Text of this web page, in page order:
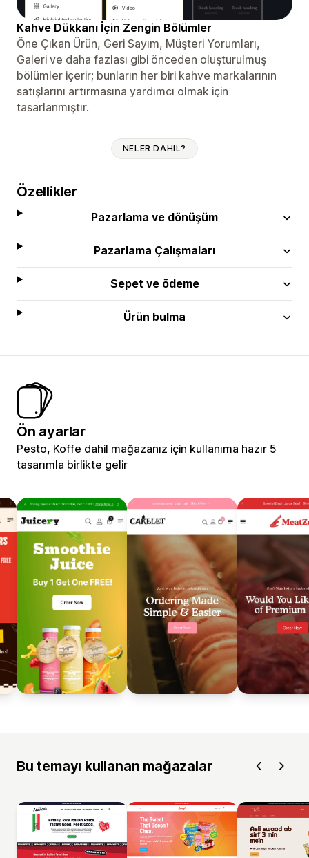
Kahve Dükkanı İçin Zengin Bölümler
Öne Çıkan Ürün, Geri Sayım, Müşteri Yorumları,
Galeri ve daha fazlası gibi önceden oluşturulmuş
bölümler içerir; bunların her biri kahve markalarının
satışlarını artırmasına yardımcı olmak için
tasarlanmıştır.
NELER DAHIL?
Özellikler
Pazarlama ve dönüşüm
Pazarlama Çalışmaları
Sepet ve ödeme
Ürün bulma
Ön ayarlar
Pesto, Koffe dahil mağazanız için kullanıma hazır 5
tasarımla birlikte gelir
Bu temayı kullanan mağazalar